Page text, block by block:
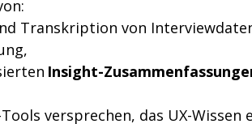
Transkription von
Insight-
versprechen, das UX-Wissen